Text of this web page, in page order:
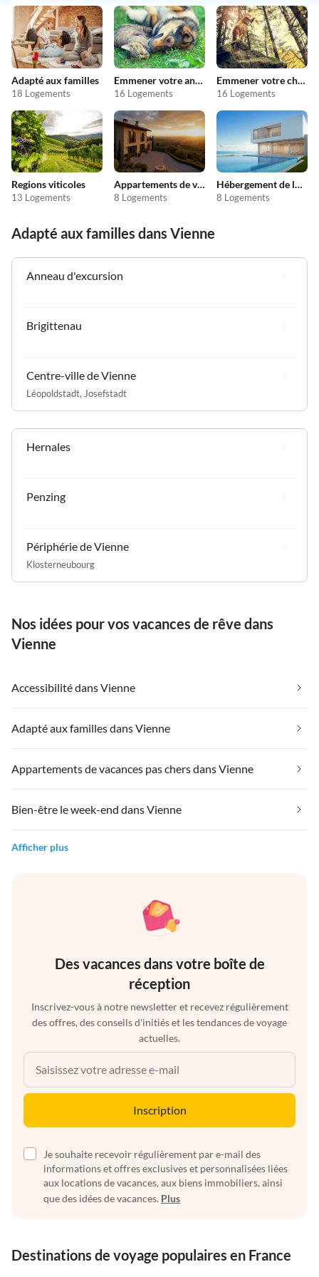
Adapté aux familles
18 Logements
Emmener votre animal en vacances
16 Logements
Emmener votre chien en vacances
16 Logements
Regions viticoles
13 Logements
Appartements de vacances pas chers
8 Logements
Hébergement de luxe
8 Logements
Adapté aux familles dans Vienne
Anneau d'excursion
Brigittenau
Centre-ville de Vienne
Léopoldstadt, Josefstadt
Hernales
Penzing
Périphérie de Vienne
Klosterneubourg
Nos idées pour vos vacances de rêve dans
Vienne
Accessibilité dans Vienne
Adapté aux familles dans Vienne
Appartements de vacances pas chers dans Vienne
Bien-être le week-end dans Vienne
Afficher plus
Des vacances dans votre boîte de
réception
Inscrivez-vous à notre newsletter et recevez régulièrement
des offres, des conseils d'initiés et les tendances de voyage
actuelles.
Inscription
Je souhaite recevoir régulièrement par e-mail des
informations et offres exclusives et personnalisées liées
aux locations de vacances, aux biens immobiliers, ainsi
que des idées de vacances. Plus
Destinations de voyage populaires en France